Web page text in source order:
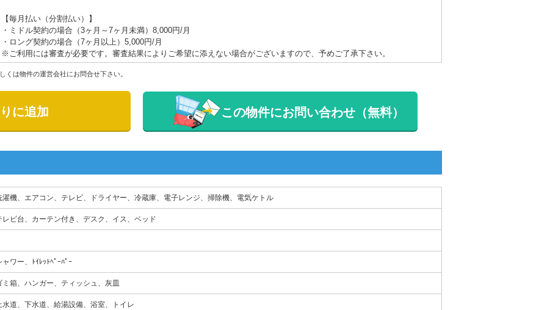
【毎月払い（分割払い）】
・ミドル契約の場合（3ヶ月～7ヶ月未満）8,000円/月
・ロング契約の場合（7ヶ月以上）5,000円/月
※ご利用には審査が必要です。審査結果によりご希望に添えない場合がございますので、予めご了承下さい。
くは物件の運営会社にお問合せ下さい。
に追加 この物件にお問い合わせ（無料）
濯機、エアコン、テレビ、ドライヤー、冷蔵庫、電子レンジ、掃除機、電気ケトル
レビ台、カーテン付き、デスク、イス、ベッド
ャワー、ﾄｲﾚｯﾄﾍﾟｰﾊﾟｰ
ミ箱、ハンガー、ティッシュ、灰皿
水道、下水道、給湯設備、浴室、トイレ